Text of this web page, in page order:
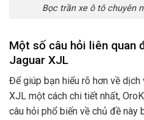
Bọc trần xe ô tô chuyên
Một số câu hỏi liên quan
Jaguar XJL
Để giúp bạn hiểu rõ hơn về
XJL một cách chi tiết nhất,
câu hỏi phổ biến về chủ đề này